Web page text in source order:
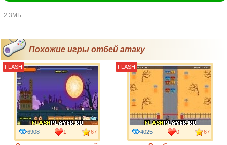
2.3МБ
Похожие игры отбей атаку
6908 1 67
FLASH
4025 0 67
FLASH